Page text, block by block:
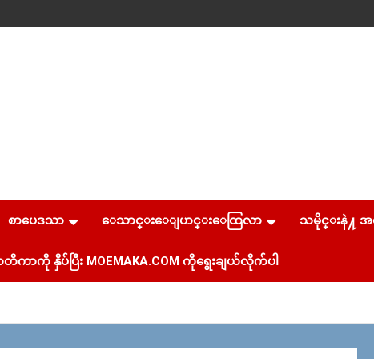
)
စာပေဒသာ ေသာင္းေျပာင္းေထြလာ သမိုင္းနဲ႔ အ
ကို နှိပ်ပြီး MOEMAKA.COM ကိုရွေးချယ်လိုက်ပါ